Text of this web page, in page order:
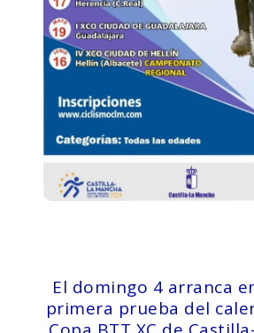
El domingo 4 arranca
primera prueba del